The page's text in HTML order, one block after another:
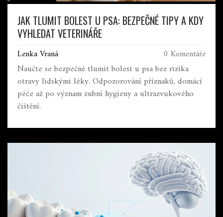
JAK TLUMIT BOLEST U PSA: BEZPEČNÉ TIPY A KDY
VYHLEDAT VETERINÁŘE
Lenka Vraná 0 Komentáře
Naučte se bezpečně tlumit bolest u psa bez rizika
otravy lidskými léky. Odpozorování příznaků, domácí
péče až po význam zubní hygieny a ultrazvukového
čištění.